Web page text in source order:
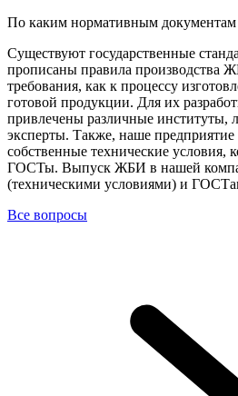
По каким нормативным
Существуют государственные
прописаны правила производства
требования, как к процессу
готовой продукции. Для их
привлечены различные институты,
эксперты. Также, наше предприятие
собственные технические условия,
ГОСТы. Выпуск ЖБИ в нашей
(техническими условиями) и
Все вопросы